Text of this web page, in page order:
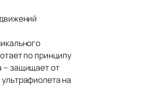
по принципу
– защищает от
на